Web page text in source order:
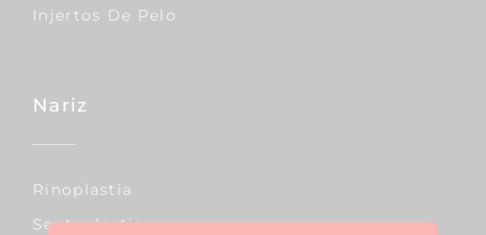
Injertos De Pelo
Nariz
Rinoplastia
Septoplastia